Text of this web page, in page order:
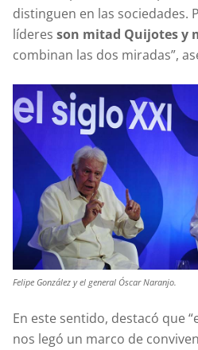
distinguen en las sociedades.
líderes son mitad Quijotes y
combinan las dos miradas”,
Felipe González y el general Óscar Naranjo.
En este sentido, destacó que
nos legó un marco de